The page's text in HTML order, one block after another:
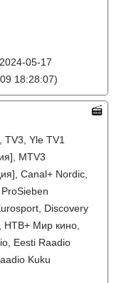
05-17
18:28:07)
TV3, Yle TV1
MTV3
Canal+ Nordic,
Discovery
Мир кино,
Eesti Raadio
Kuku